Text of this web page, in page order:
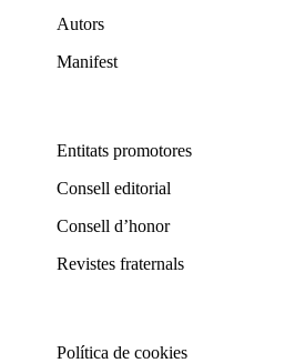
Autors
Manifest
Entitats promotores
Consell editorial
Consell d’honor
Revistes fraternals
Política de cookies